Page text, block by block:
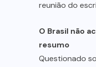
reunião do
O Brasil não
resumo
Questionado